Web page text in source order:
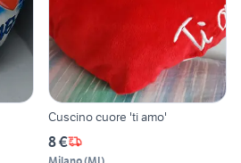
Cuscino cuore 'ti amo'
8 €